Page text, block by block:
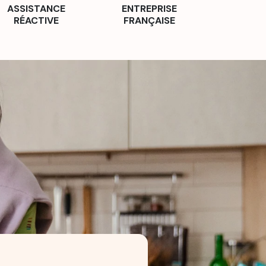
ASSISTANCE
RÉACTIVE
ENTREPRISE
FRANÇAISE